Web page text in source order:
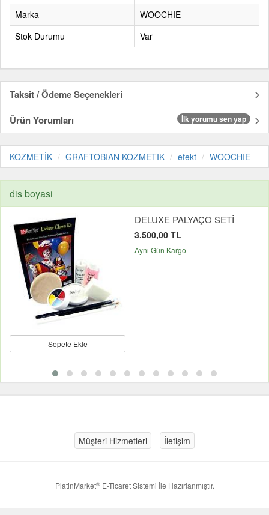
Marka
WOOCHIE
Stok Durumu
Var
Taksit / Ödeme Seçenekleri
Ürün Yorumları
İlk yorumu sen yap
KOZMETİK GRAFTOBIAN KOZMETIK efekt WOOCHIE
dis boyasi
Sepete Ekle
DELUXE PALYAÇO SETİ
3.500,00 TL
Aynı Gün Kargo
Müşteri Hizmetleri İletişim
PlatinMarket®E-Ticaret Sistemi İle Hazırlanmıştır.